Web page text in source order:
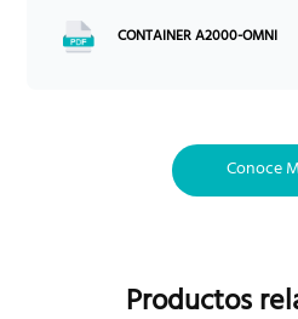
CONTAINER A2000-OMNI
Conoce
Productos